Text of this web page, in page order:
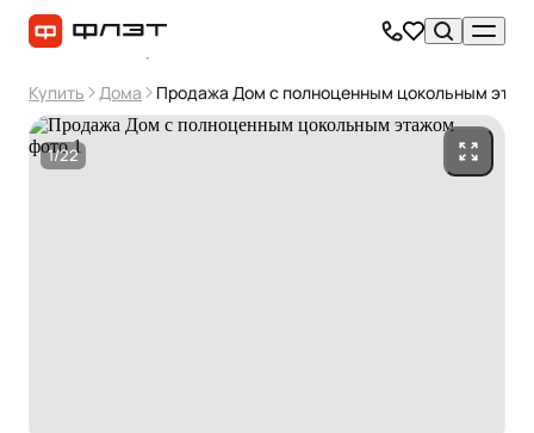
Купить Дома Продажа Дом с полноценным цокольным
1/22